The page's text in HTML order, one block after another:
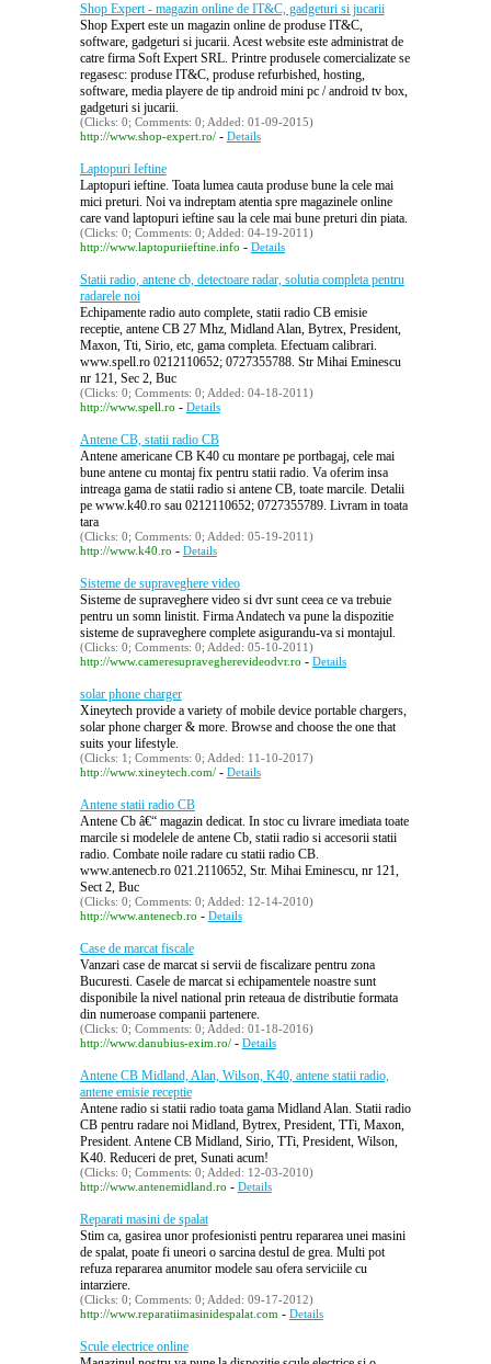
Shop Expert - magazin online de IT&C, gadgeturi si jucarii
Shop Expert este un magazin online de produse IT&C,
software, gadgeturi si jucarii. Acest website este administrat de
catre firma Soft Expert SRL. Printre produsele comercializate se
regasesc: produse IT&C, produse refurbished, hosting,
software, media playere de tip android mini pc / android tv box,
gadgeturi si jucarii.
(Clicks: 0; Comments: 0; Added: 01-09-2015)
http://www.shop-expert.ro/- Details
Laptopuri Ieftine
Laptopuri ieftine. Toata lumea cauta produse bune la cele mai
mici preturi. Noi va indreptam atentia spre magazinele online
care vand laptopuri ieftine sau la cele mai bune preturi din piata.
(Clicks: 0; Comments: 0; Added: 04-19-2011)
http://www.laptopuriieftine.info - Details
Statii radio, antene cb, detectoare radar, solutia completa pentru
radarele noi
Echipamente radio auto complete, statii radio CB emisie
receptie, antene CB 27 Mhz, Midland Alan, Bytrex, President,
Maxon, Tti, Sirio, etc, gama completa. Efectuam calibrari.
www.spell.ro 0212110652; 0727355788. Str Mihai Eminescu
nr 121, Sec 2, Buc
(Clicks: 0; Comments: 0; Added: 04-18-2011)
http://www.spell.ro - Details
Antene CB, statii radio CB
Antene americane CB K40 cu montare pe portbagaj, cele mai
bune antene cu montaj fix pentru statii radio. Va oferim insa
intreaga gama de statii radio si antene CB, toate marcile. Detalii
pe www.k40.ro sau 0212110652; 0727355789. Livram in toata
tara
(Clicks: 0; Comments: 0; Added: 05-19-2011)
http://www.k40.ro - Details
Sisteme de supraveghere video
Sisteme de supraveghere video si dvr sunt ceea ce va trebuie
pentru un somn linistit. Firma Andatech va pune la dispozitie
sisteme de supraveghere complete asigurandu-va si montajul.
(Clicks: 0; Comments: 0; Added: 05-10-2011)
http://www.cameresupravegherevideodvr.ro - Details
solar phone charger
Xineytech provide a variety of mobile device portable chargers,
solar phone charger & more. Browse and choose the one that
suits your lifestyle.
(Clicks: 1; Comments: 0; Added: 11-10-2017)
http://www.xineytech.com/- Details
Antene statii radio CB
Antene Cb â€“ magazin dedicat. In stoc cu livrare imediata toate
marcile si modelele de antene Cb, statii radio si accesorii statii
radio. Combate noile radare cu statii radio CB.
www.antenecb.ro 021.2110652, Str. Mihai Eminescu, nr 121,
Sect 2, Buc
(Clicks: 0; Comments: 0; Added: 12-14-2010)
http://www.antenecb.ro - Details
Case de marcat fiscale
Vanzari case de marcat si servii de fiscalizare pentru zona
Bucuresti. Casele de marcat si echipamentele noastre sunt
disponibile la nivel national prin reteaua de distributie formata
din numeroase companii partenere.
(Clicks: 0; Comments: 0; Added: 01-18-2016)
http://www.danubius-exim.ro/- Details
Antene CB Midland, Alan, Wilson, K40, antene statii radio,
antene emisie receptie
Antene radio si statii radio toata gama Midland Alan. Statii radio
CB pentru radare noi Midland, Bytrex, President, TTi, Maxon,
President. Antene CB Midland, Sirio, TTi, President, Wilson,
K40. Reduceri de pret, Sunati acum!
(Clicks: 0; Comments: 0; Added: 12-03-2010)
http://www.antenemidland.ro - Details
Reparati masini de spalat
Stim ca, gasirea unor profesionisti pentru repararea unei masini
de spalat, poate fi uneori o sarcina destul de grea. Multi pot
refuza repararea anumitor modele sau ofera serviciile cu
intarziere.
(Clicks: 0; Comments: 0; Added: 09-17-2012)
http://www.reparatiimasinidespalat.com- Details
Scule electrice online